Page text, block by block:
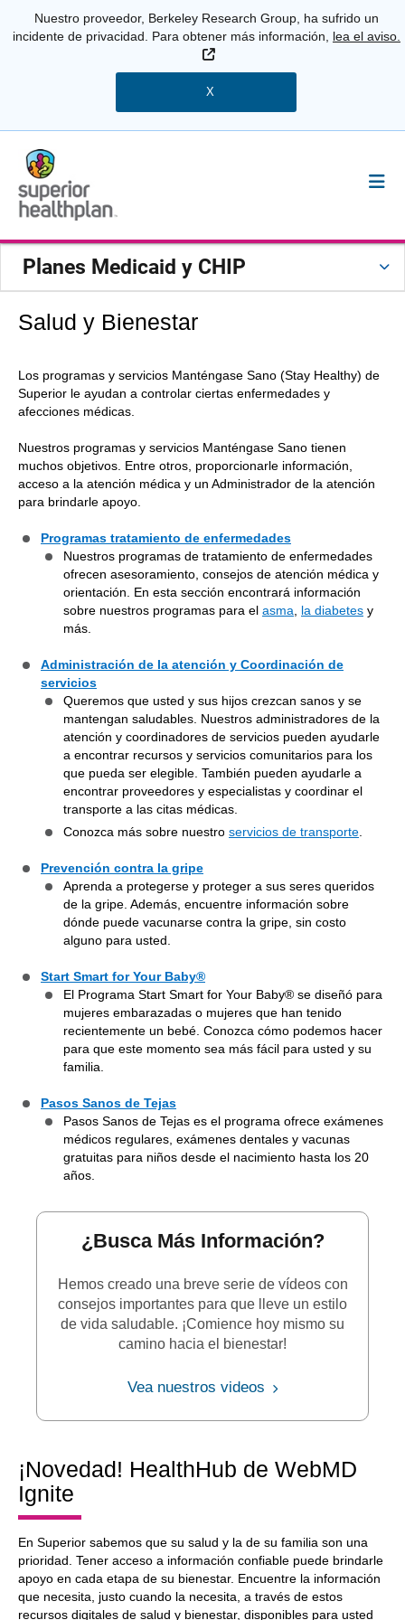
Nuestro proveedor, Berkeley Research Group, ha sufrido un
incidente de privacidad. Para obtener más información, lea el aviso.
Sitio Externo
X
Planes Medicaid y CHIP
Salud y Bienestar
Los programas y servicios Manténgase Sano (Stay Healthy) de
Superior le ayudan a controlar ciertas enfermedades y
afecciones médicas.
Nuestros programas y servicios Manténgase Sano tienen
muchos objetivos. Entre otros, proporcionarle información,
acceso a la atención médica y un Administrador de la atención
para brindarle apoyo.
Programas tratamiento de enfermedades
Nuestros programas de tratamiento de enfermedades
ofrecen asesoramiento, consejos de atención médica y
orientación. En esta sección encontrará información
sobre nuestros programas para el asma la diabetes y
más.
Administración de la atención y Coordinación de
servicios
Queremos que usted y sus hijos crezcan sanos y se
mantengan saludables. Nuestros administradores de la
atención y coordinadores de servicios pueden ayudarle
a encontrar recursos y servicios comunitarios para los
que pueda ser elegible. También pueden ayudarle a
encontrar proveedores y especialistas y coordinar el
transporte a las citas médicas.
Conozca más sobre nuestro servicios de transporte
Prevención contra la gripe
Aprenda a protegerse y proteger a sus seres queridos
de la gripe. Además, encuentre información sobre
dónde puede vacunarse contra la gripe, sin costo
alguno para usted.
Start Smart for Your Baby®
El Programa Start Smart for Your Baby® se diseñó para
mujeres embarazadas o mujeres que han tenido
recientemente un bebé. Conozca cómo podemos hacer
para que este momento sea más fácil para usted y su
familia.
Pasos Sanos de Tejas
Pasos Sanos de Tejas es el programa ofrece exámenes
médicos regulares, exámenes dentales y vacunas
gratuitas para niños desde el nacimiento hasta los 20
años.
¿Busca Más Información?
Hemos creado una breve serie de vídeos con
consejos importantes para que lleve un estilo
de vida saludable. ¡Comience hoy mismo su
camino hacia el bienestar!
Vea nuestros videos
¡Novedad! HealthHub de WebMD
Ignite
En Superior sabemos que su salud y la de su familia son una
prioridad. Tener acceso a información confiable puede brindarle
apoyo en cada etapa de su bienestar. Encuentre la información
que necesita, justo cuando la necesita, a través de estos
recursos digitales de salud y bienestar, disponibles para usted